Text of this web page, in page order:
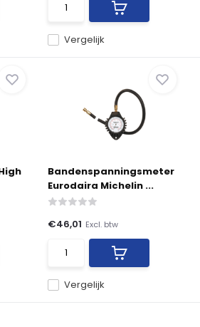
Vergelijk
Bandenspanningsmeter
Eurodaira Michelin ...
Vergelijk
€46,01 Excl. btw